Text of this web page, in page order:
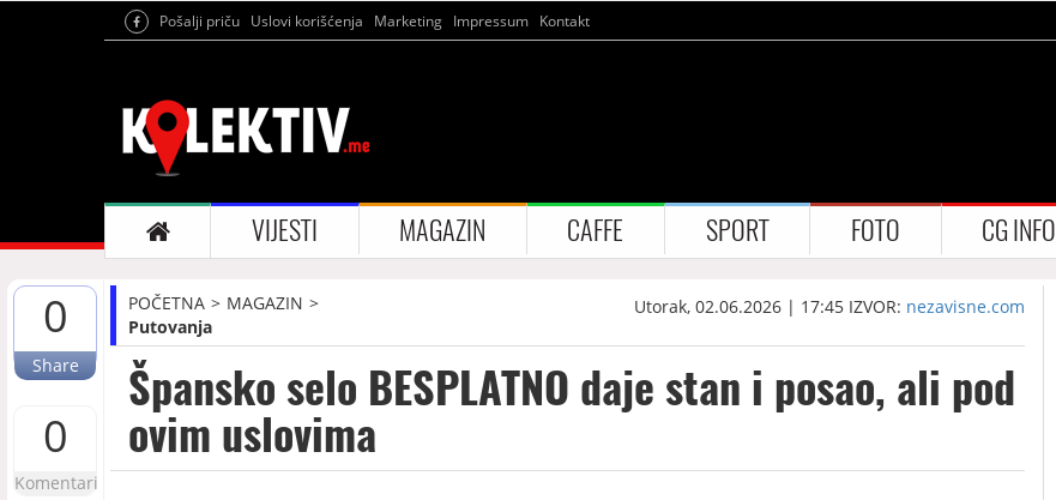
Pošalji priču Uslovi korišćenja Marketing Impressum Kontakt
VIJESTI MAGAZIN CAFFE SPORT FOTO CG INFO
0
Share
0
Komentari
POČETNA
MAGAZIN
Putovanja
Utorak, 02.06.2026 | 17:45 IZVOR: nezavisne.com
Špansko selo BESPLATNO daje stan i posao, ali pod
ovim uslovima